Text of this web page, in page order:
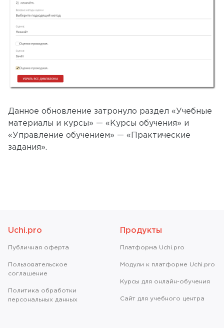
Данное обновление затронуло раздел «Учебные
материалы и курсы» — «Курсы обучения» и
«Управление обучением» — «Практические
задания».
Uchi.pro
Публичная оферта
Пользовательское
соглашение
Политика обработки
персональных данных
Продукты
Платформа Uchi.pro
Модули к платформе Uchi.pro
Курсы для онлайн-обучения
Сайт для учебного центра